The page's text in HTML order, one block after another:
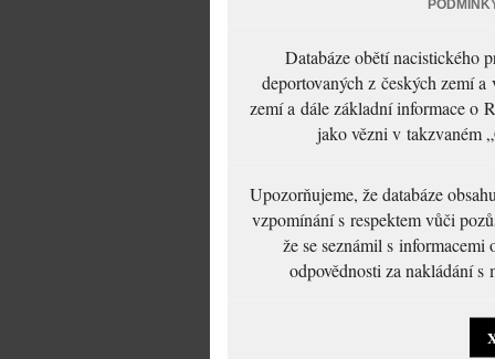
Databáze obětí nacistického
deportovaných z českých zemí
zemí a dále základní informace o
jako vězni v takzvaném
Upozorňujeme, že databáze
vzpomínání s respektem vůči
že se seznámil s
odpovědnosti za nakládání